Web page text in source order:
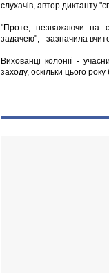
слухачів, автор диктанту
"Проте, незважаючи на
задачею", - зазначила
Вихованці колонії -
заходу, оскільки цього